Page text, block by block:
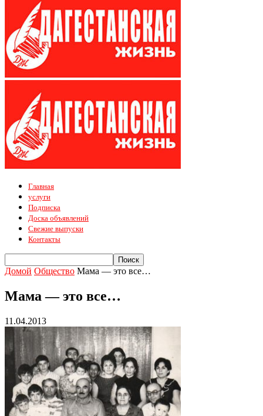
Главная
услуги
Подписка
Доска объявлений
Свежие выпуски
Контакты
Домой Общество Мама — это все…
Мама — это все…
11.04.2013